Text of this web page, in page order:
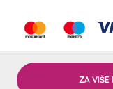
ZA VIŠE